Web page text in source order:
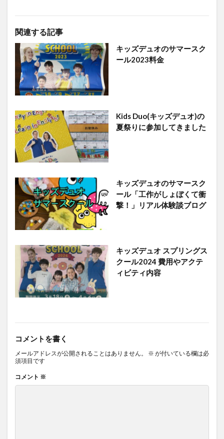
関連する記事
キッズデュオのサマースク
ール2023料金
Kids Duo(キッズデュオ)の
夏祭りに参加してきました
キッズデュオのサマースク
ール「工作がしょぼくて衝
撃！」リアル体験談ブログ
キッズデュオ スプリングス
クール2024 費用やアクテ
ィビティ内容
コメントを書く
メールアドレスが公開されることはありません。 ※ が付いている欄は必
須項目です
コメント ※